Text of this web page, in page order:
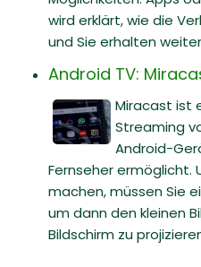
wird erklärt, wie die
und Sie erhalten
Android TV:
Miracast ist
Streaming
Android-
Fernseher ermöglicht.
machen, müssen Sie
um dann den kleinen
Bildschirm zu